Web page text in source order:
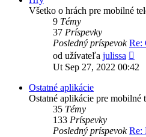
Všetko o hrách pre mobilné
9 Témy
37 Príspevky
Posledný príspevok Re:
od užívateľa julissa
Ut Sep 27, 2022 00:42
Ostatné aplikácie
Ostatné aplikácie pre mobilné
35 Témy
133 Príspevky
Posledný príspevok Re: